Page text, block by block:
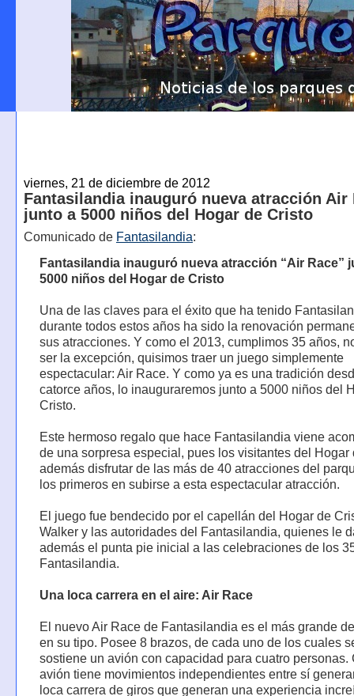
viernes, 21 de diciembre de 2012
Fantasilandia inauguró nueva atracción Air
junto a 5000 niños del Hogar de Cristo
Comunicado de Fantasilandia:
Fantasilandia inauguró nueva atracción “Air Race”
5000 niños del Hogar de Cristo
Una de las claves para el éxito que ha tenido
durante todos estos años ha sido la renovación
sus atracciones. Y como el 2013, cumplimos 35 años,
ser la excepción, quisimos traer un juego simplemente
espectacular: Air Race. Y como ya es una tradición
catorce años, lo inauguraremos junto a 5000 niños del
Cristo.
Este hermoso regalo que hace Fantasilandia viene
de una sorpresa especial, pues los visitantes del Hogar
además disfrutar de las más de 40 atracciones del
los primeros en subirse a esta espectacular atracción.
El juego fue bendecido por el capellán del Hogar de
Walker y las autoridades del Fantasilandia, quienes le
además el punta pie inicial a las celebraciones de los
Fantasilandia.
Una loca carrera en el aire: Air Race
El nuevo Air Race de Fantasilandia es el más grande
en su tipo. Posee 8 brazos, de cada uno de los cuales
sostiene un avión con capacidad para cuatro personas.
avión tiene movimientos independientes entre sí
loca carrera de giros que generan una experiencia